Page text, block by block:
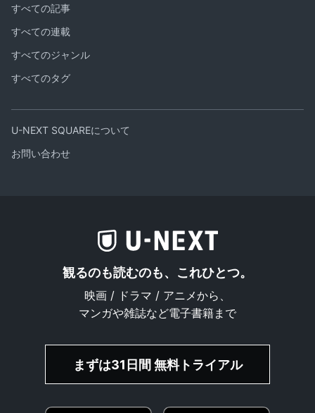
すべての記事
すべての連載
すべてのジャンル
すべてのタグ
U-NEXT SQUAREについて
お問い合わせ
観るのも読むのも、これひとつ。
映画 / ドラマ / アニメから、
マンガや雑誌など電子書籍まで
まずは31日間 無料トライアル